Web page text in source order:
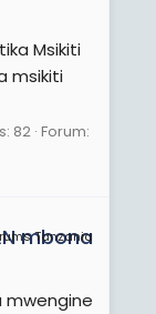
Msikiti
msikiti
82 Forum:
Tanzania
mbona
mwengine